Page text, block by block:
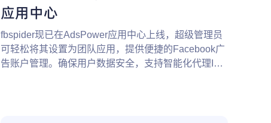
应用中心
fbspider现已在AdsPower应用中心上线，超级管理员
可轻松将其设置为团队应用，提供便捷的Facebook广
告账户管理。确保用户数据安全，支持智能化代理IP